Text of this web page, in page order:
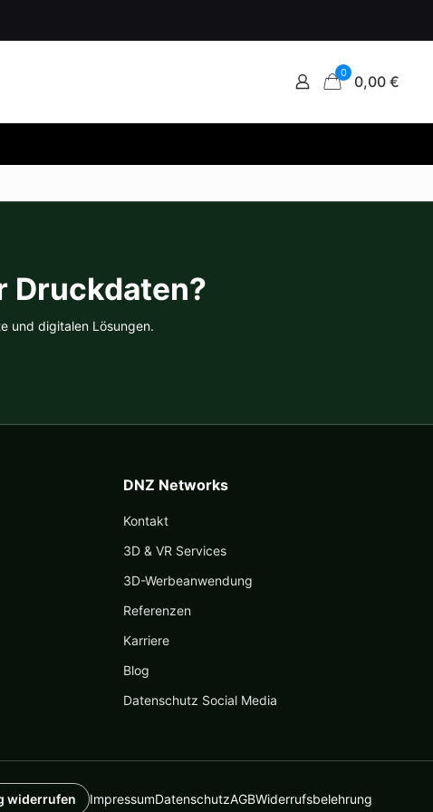
0 0,00 €
Druckdaten?
und digitalen Lösungen.
DNZ Networks
Kontakt
3D & VR Services
3D-Werbeanwendung
Referenzen
Karriere
Blog
Datenschutz Social Media
widerrufen ImpressumDatenschutzAGBWiderrufsbelehrung